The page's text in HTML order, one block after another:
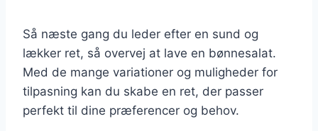
Så næste gang du leder efter en sund og
lækker ret, så overvej at lave en bønnesalat.
Med de mange variationer og muligheder for
tilpasning kan du skabe en ret, der passer
perfekt til dine præferencer og behov.